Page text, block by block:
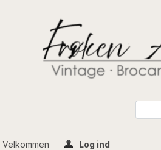
Velkommen Log ind